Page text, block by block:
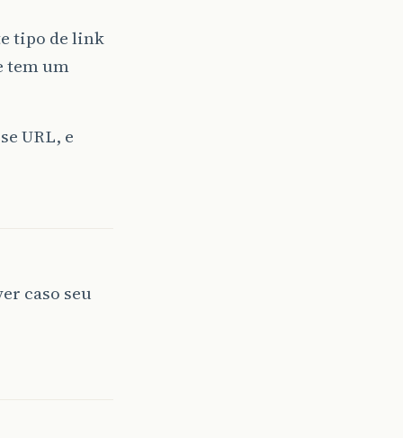
tipo de link
tem um
URL, e
caso seu